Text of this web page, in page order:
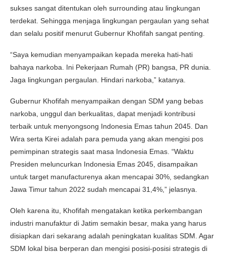
sukses sangat ditentukan oleh surrounding atau lingkungan
terdekat. Sehingga menjaga lingkungan pergaulan yang sehat
dan selalu positif menurut Gubernur Khofifah sangat penting.
“Saya kemudian menyampaikan kepada mereka hati-hati
bahaya narkoba. Ini Pekerjaan Rumah (PR) bangsa, PR dunia.
Jaga lingkungan pergaulan. Hindari narkoba,” katanya.
Gubernur Khofifah menyampaikan dengan SDM yang bebas
narkoba, unggul dan berkualitas, dapat menjadi kontribusi
terbaik untuk menyongsong Indonesia Emas tahun 2045. Dan
Wira serta Kirei adalah para pemuda yang akan mengisi pos
pemimpinan strategis saat masa Indonesia Emas. “Waktu
Presiden meluncurkan Indonesia Emas 2045, disampaikan
untuk target manufacturenya akan mencapai 30%, sedangkan
Jawa Timur tahun 2022 sudah mencapai 31,4%,” jelasnya.
Oleh karena itu, Khofifah mengatakan ketika perkembangan
industri manufaktur di Jatim semakin besar, maka yang harus
disiapkan dari sekarang adalah peningkatan kualitas SDM. Agar
SDM lokal bisa berperan dan mengisi posisi-posisi strategis di